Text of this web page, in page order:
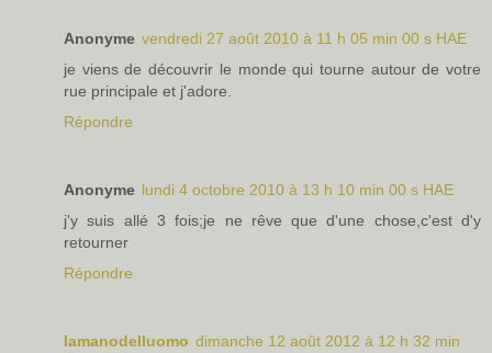
Anonyme vendredi 27 août 2010 à 11 h 05 min 00 s HAE
je viens de découvrir le monde qui tourne autour de votre
rue principale et j'adore.
Répondre
Anonyme lundi 4 octobre 2010 à 13 h 10 min 00 s HAE
j'y suis allé 3 fois;je ne rêve que d'une chose,c'est d'y
retourner
Répondre
lamanodelluomo dimanche 12 août 2012 à 12 h 32 min